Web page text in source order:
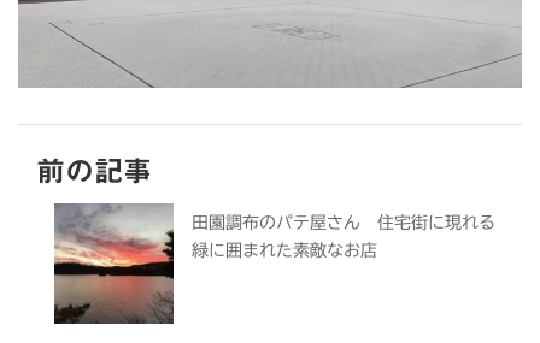
前の記事
田園調布のパテ屋さん 住宅街に現れる
緑に囲まれた素敵なお店